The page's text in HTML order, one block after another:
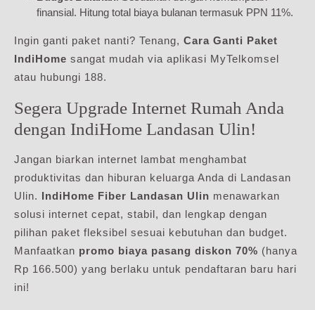
finansial. Hitung total biaya bulanan termasuk PPN 11%.
Ingin ganti paket nanti? Tenang, Cara Ganti Paket
IndiHome sangat mudah via aplikasi MyTelkomsel
atau hubungi 188.
Segera Upgrade Internet Rumah Anda
dengan IndiHome Landasan Ulin!
Jangan biarkan internet lambat menghambat
produktivitas dan hiburan keluarga Anda di Landasan
Ulin. IndiHome Fiber Landasan Ulin menawarkan
solusi internet cepat, stabil, dan lengkap dengan
pilihan paket fleksibel sesuai kebutuhan dan budget.
Manfaatkan promo biaya pasang diskon 70% (hanya
Rp 166.500) yang berlaku untuk pendaftaran baru hari
ini!